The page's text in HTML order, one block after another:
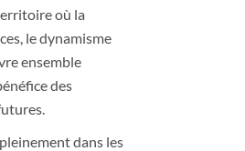
où la
le dynamisme
ensemble
des
dans les